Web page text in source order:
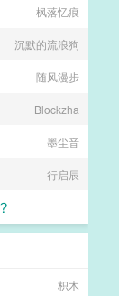
枫落忆痕
沉默的流浪狗
随风漫步
Blockzha
墨尘音
行启辰
枳木